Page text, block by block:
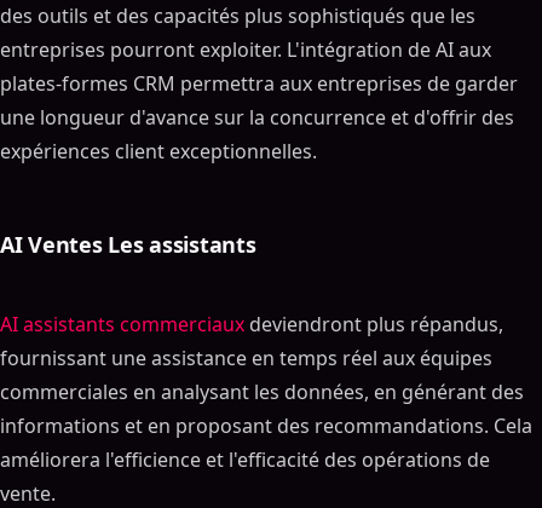
Comment AI améliore le CRM Plateformes
Analyses et informations prédictives
Automation et efficacité
Données améliorées Les plates-formes CRM basées
sur la gestion
AI – Chatbots et environnements virtuels optimisés
AI CRM piloté : analyses et informations prédictives
Prédiction du comportement des clients
Les plates-formes CRM basées sur la prévision des
ventes
AI-Outils CRM pour les ventes Les outils CRM basés
sur l'automatisation
des outils et des capacités plus sophistiqués que les
entreprises pourront exploiter. L'intégration de AI aux
plates-formes CRM permettra aux entreprises de garder
une longueur d'avance sur la concurrence et d'offrir des
expériences client exceptionnelles.
AI Ventes Les assistants
AI assistants commerciaux deviendront plus répandus,
fournissant une assistance en temps réel aux équipes
commerciales en analysant les données, en générant des
informations et en proposant des recommandations. Cela
améliorera l'efficience et l'efficacité des opérations de
vente.